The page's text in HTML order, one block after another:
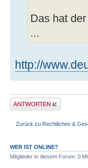
Das hat
...
http://
Antwort erstellen
Zurück zu Rechtliches &
WER IST ONLINE?
Mitglieder in diesem Forum: 0